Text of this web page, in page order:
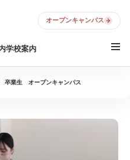
学校案内
オープンキャンパス
卒業生 オープンキャンパス